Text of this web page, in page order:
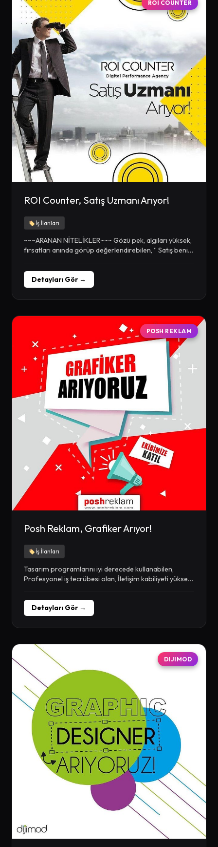
ROI COUNTER
ROI Counter, Satış Uzmanı Arıyor!
İş İlanları
~~~ARANAN NİTELİKLER~~~ Gözü pek, algıları yüksek,
fırsatları anında görüp değerlendirebilen, ‘’ Satış benim
Detayları Gör →
POSH REKLAM
Posh Reklam, Grafiker Arıyor!
İş İlanları
Tasarım programlarını iyi derecede kullanabilen,
Profesyonel iş tecrübesi olan, İletişim kabiliyeti yüksek,
Detayları Gör →
DIJIMOD